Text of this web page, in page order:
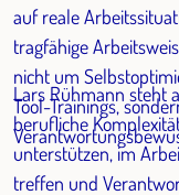
auf reale
tragfähige
nicht um
Tool-Trainings,
Lars Rühmann steht
berufliche
unterstützen, im
treffen und